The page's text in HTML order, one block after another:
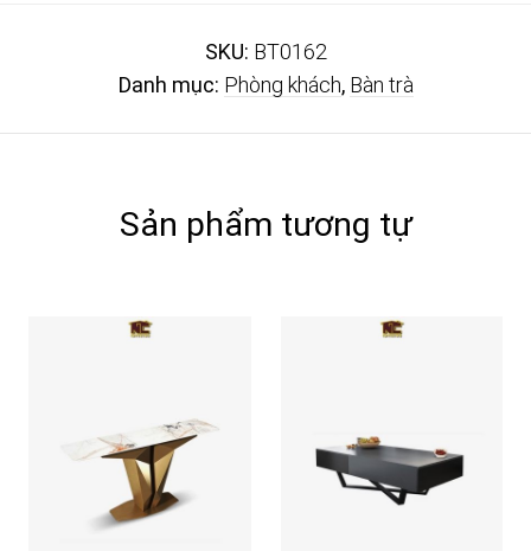
SKU: BT0162
Danh mục: Phòng khách, Bàn trà
Sản phẩm tương tự